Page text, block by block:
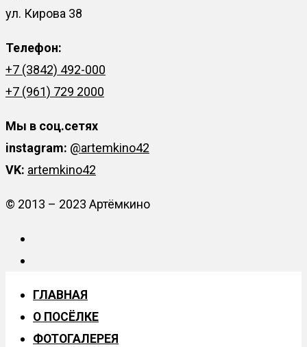
ул. Кирова 38
Телефон:
+7 (3842) 492-000
+7 (961) 729 2000
Мы в соц.сетях
instagram: @artemkino42
VK: artemkino42
© 2013 – 2023 Артёмкино
ГЛАВНАЯ
О ПОСЁЛКЕ
ФОТОГАЛЕРЕЯ